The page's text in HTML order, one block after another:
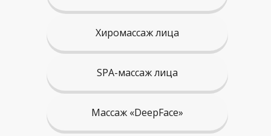
Хиромассаж лица
SPA-массаж лица
Массаж «DeepFace»